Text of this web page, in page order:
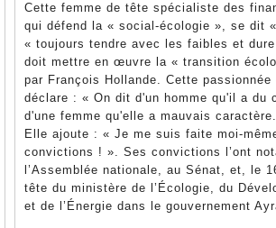
Cette femme de tête spécialiste des
qui défend la « social-écologie », se dit
« toujours tendre avec les faibles et
doit mettre en œuvre la « transition
par François Hollande. Cette passionnée
déclare : « On dit d'un homme qu'il a du
d'une femme qu'elle a mauvais
Elle ajoute : « Je me suis faite moi-
convictions ! ». Ses convictions l’ont
l’Assemblée nationale, au Sénat, et, le
tête du ministère de l’Écologie, du
et de l’Énergie dans le gouvernement